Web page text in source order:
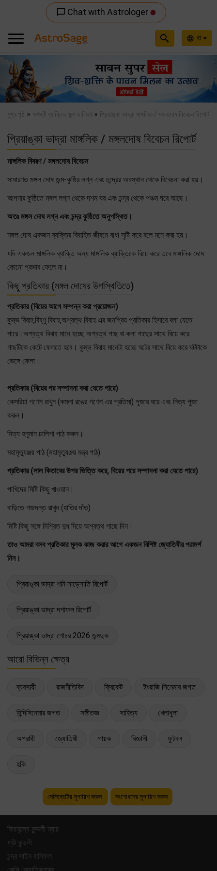
chat_bubble_outline Chat with Astrologer
language বা
search
Previous
মুখ্য পৃষ্ঠ » যশস্বী ব্যাক্তির জন্ম তালিকা » প্রিয়াঙ্কা ভাদ্রা মাঙ্গলিক / মঙ্গলদোষ বিবেচন রিপোর্ট
প্রিয়াঙ্কা ভাদ্রা মাঙ্গলিক / মঙ্গলদোষ বিবেচন রিপোর্ট
মাঙ্গলিক বিবরণ / মঙ্গলদোষ বিবেচন
সাধারণত মঙ্গল দোষ জন্ম-কুষ্ঠির লগ্ন এবং চন্দ্রের অবস্থান থেকে বিবেচনা করা হয়।
আপনার কুষ্ঠিতে মঙ্গল লগ্ন থেকে দশম ঘর এবং চন্দ্র থেকে পঞ্চম ঘরে আছে।
অতঃ মঙ্গল দোষ লগ্ন এবং চন্দ্র কুষ্ঠিতে অনুপস্থিত।
মঙ্গল দোষ একজন ব্যক্তির বিবাহিত জীবনে বাধা সৃষ্টি করে বলে মনে করা হয়।
যদি একজন মাঙ্গলিক ব্যাক্তি অন্য মাঙ্গলিক ব্যাক্তিকে বিয়ে করে তবে মাঙ্গলিক দোষ
কোনো প্রভাব ফেলে না।
কিছু প্রতিকার (মঙ্গল দোষের উপস্থিতিতে)
প্রতিকার (বিয়ের আগে সম্পন্ন করা প্রয়োজন)
কুম্ভ বিবাহ,বিষ্ণু বিবাহ,অশ্বত্থ বিবাহ এর জনপ্রিয় প্রতিকার হিসাবে বলা যেতে
পারে।অশ্বত্থ বিবাহ মানে হচ্ছে অশ্বত্থ গাছ বা কলা গাছের সাথে বিয়ে করে
গাছটিকে কেটে ফেলতে হবে। কুম্ভ বিবাহ মানেটা হচ্ছে ঘটের সাথে বিয়ে করে ঘটটাকে
ভেঙ্গে ফেলা।
প্রতিকার (বিয়ের পর সম্পাদনা করা যেতে পারে)
কেসরিয়া গণেশ রাখুন (কমলা রঙের গণেশ এর প্রতিমা) পূজার ঘরে এবং নিত্য পুজা
করুন।
নিত্য হনুমান চালিশা পাঠ করুন।
মহামৃত্যুঞ্জয় পাঠ (মহামৃত্যুঞ্জয় মন্ত্র পাঠ)
প্রতিকার (লাল কিতাবের উপর ভিত্তি করে, বিয়ের পরে সম্পাদনা করা যেতে পারে)
পাখিদের মিষ্টি কিছু খাওয়ান।
বাড়িতে গজদন্ত রাখুন (হাতির দাঁত)
মিষ্টি কিছু সঙ্গে মিশ্রিত দুধ দিয়ে অশ্বত্থ গাছে দিন।
তাও আমরা বলব প্রতিকার মূলক কাজ করার আগে একজন বিশিষ্ট জ্যোতিষীর পরামর্শ
নিন।
প্রিয়াঙ্কা ভাদ্রা শনি সাড়েসাতি রিপোর্ট
প্রিয়াঙ্কা ভাদ্রা দশাফল রিপোর্ট
প্রিয়াঙ্কা ভাদ্রা গোচর 2026 জন্মছক
আরো বিভিন্ন ক্ষেত্র
ব্যবসায়ী রাজনীতিবিদ ক্রিকেট ইংরাজি সিনেমার জগত
হিন্দিসিনেমার জগত সঙ্গীতজ্ঞ সাহিত্য খেলাধুলা
অপরাধী জ্যোতিষী গায়ক বিজ্ঞানী ফুটবল
হকি
সেলিব্রেটির সুপারিশ করুন সংশোধনের সুপারিশ করুন
বিনামূল্যে কুন্ডলী ম্যাচ
ফ্রী কুন্ডলী
চন্দ্র সাইন রাশিফল